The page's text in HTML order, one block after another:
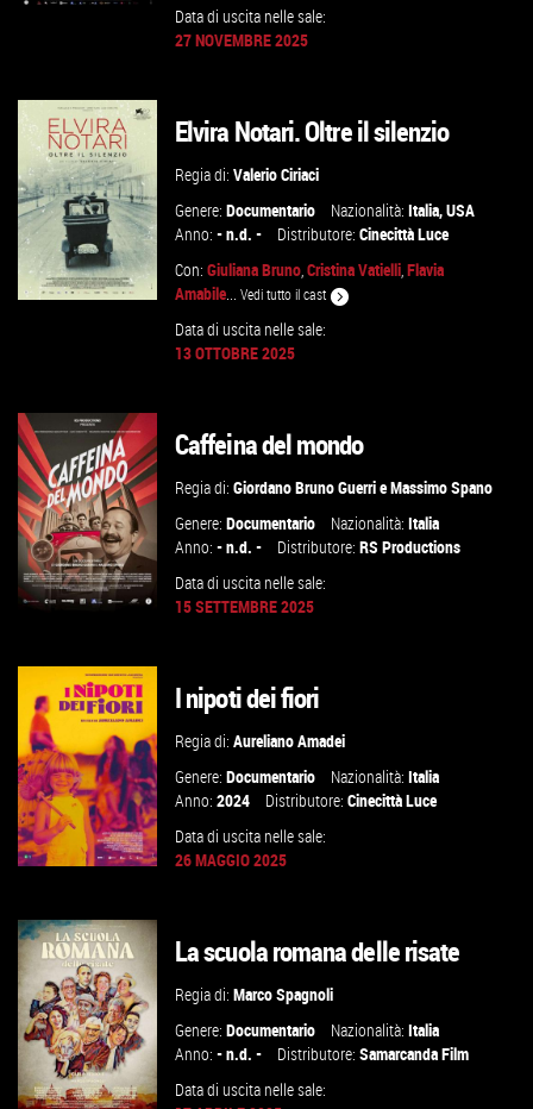
VAI ALLA SCHEDA
Data di uscita nelle sale:
27 NOVEMBRE 2025
VAI ALLA SCHEDA
Elvira Notari. Oltre il silenzio
Regia di:Valerio Ciriaci
Genere:Documentario Nazionalità:Italia,USA
Anno:- n.d. - Distributore:Cinecittà Luce
Con:Giuliana Bruno,Cristina Vatielli,Flavia
Amabile...Vedi tutto il cast
Data di uscita nelle sale:
13 OTTOBRE 2025
GUARDA IL TRAILER
VAI ALLA SCHEDA
Caffeina del mondo
Regia di:Giordano Bruno GuerrieMassimo Spano
Genere:Documentario Nazionalità:Italia
Anno:- n.d. - Distributore:RS Productions
Data di uscita nelle sale:
15 SETTEMBRE 2025
GUARDA IL TRAILER
VAI ALLA SCHEDA
I nipoti dei fiori
Regia di:Aureliano Amadei
Genere:Documentario Nazionalità:Italia
Anno:2024 Distributore:Cinecittà Luce
Data di uscita nelle sale:
26 MAGGIO 2025
La scuola romana delle risate
Regia di:Marco Spagnoli
Genere:Documentario Nazionalità:Italia
Anno:- n.d. - Distributore:Samarcanda Film
Data di uscita nelle sale: